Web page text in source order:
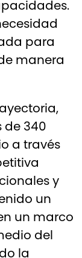
para
manera
340
a través
y
un
un marco
del
la